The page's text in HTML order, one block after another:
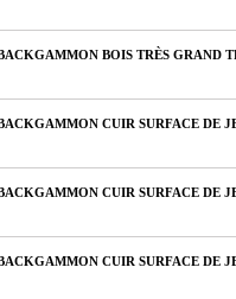
BOIS TRÈS GRAND
CUIR SURFACE DE
CUIR SURFACE DE
CUIR SURFACE DE